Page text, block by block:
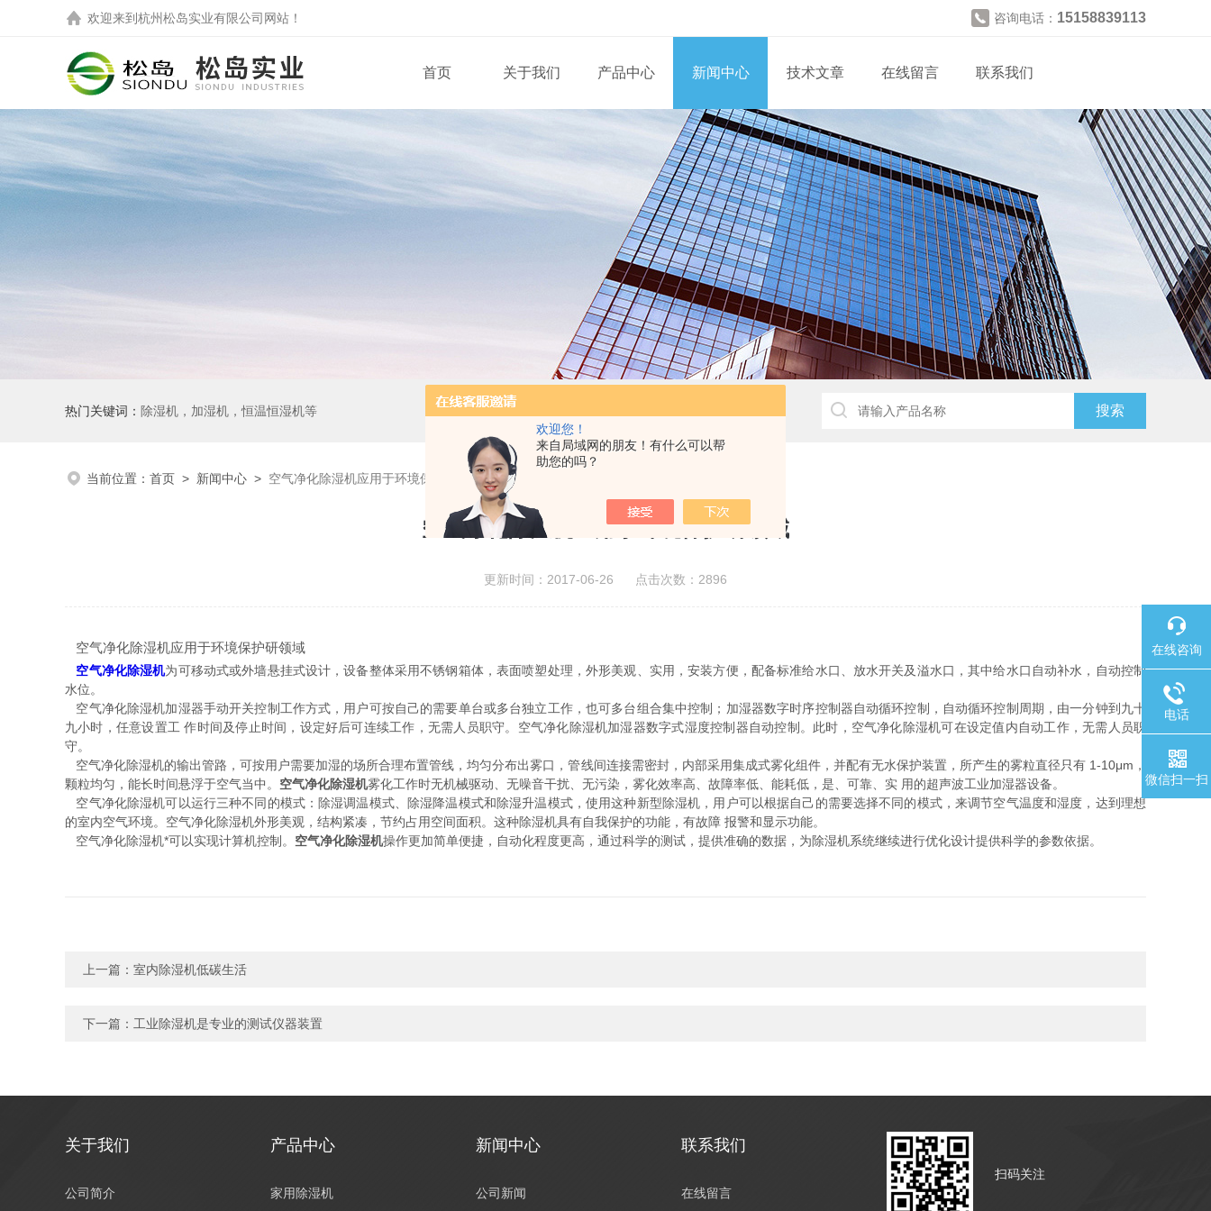
欢迎您！
来自局域网的朋友！有什么可以帮
助您的吗？
欢迎来到 杭州松岛实业有限公司 网站！ 咨询电话： 15158839113
首页 关于我们 产品中心 新闻中心 技术文章 在线留言 联系我们
热门关键词： 除湿机，加湿机，恒温恒湿机等
当前位置： 首页 > 新闻中心 > 空气净化除湿机应用于环境保护研领域
空气净化除湿机应用于环境保护研领域
更新时间：2017-06-26 点击次数：2896
空气净化除湿机应用于环境保护研领域
空气净化除湿机为可移动式或外墙悬挂式设计，设备整体采用不锈钢箱体，表面喷塑处理，外形美观、实用，安装方便，配备标准给水口、放水开关及溢水口，其中给水口自动补水，自动控制
水位。
空气净化除湿机加湿器手动开关控制工作方式，用户可按自己的需要单台或多台独立工作，也可多台组合集中控制；加湿器数字时序控制器自动循环控制，自动循环控制周期，由一分钟到九十
九小时，任意设置工 作时间及停止时间，设定好后可连续工作，无需人员职守。空气净化除湿机加湿器数字式湿度控制器自动控制。此时，空气净化除湿机可在设定值内自动工作，无需人员职
守。
空气净化除湿机的输出管路，可按用户需要加湿的场所合理布置管线，均匀分布出雾口，管线间连接需密封，内部采用集成式雾化组件，并配有无水保护装置，所产生的雾粒直径只有 1-10μm，
颗粒均匀，能长时间悬浮于空气当中。 空气净化除湿机雾化工作时无机械驱动、无噪音干扰、无污染，雾化效率高、故障率低、能耗低，是、可靠、实 用的超声波工业加湿器设备。
空气净化除湿机可以运行三种不同的模式：除湿调温模式、除湿降温模式和除湿升温模式，使用这种新型除湿机，用户可以根据自己的需要选择不同的模式，来调节空气温度和湿度，达到理想
的室内空气环境。空气净化除湿机外形美观，结构紧凑，节约占用空间面积。这种除湿机具有自我保护的功能，有故障 报警和显示功能。
空气净化除湿机*可以实现计算机控制。 空气净化除湿机操作更加简单便捷，自动化程度更高，通过科学的测试，提供准确的数据，为除湿机系统继续进行优化设计提供科学的参数依据。
上一篇： 室内除湿机低碳生活
下一篇： 工业除湿机是专业的测试仪器装置
关于我们
公司简介
产品中心
家用除湿机
新闻中心
公司新闻
联系我们
在线留言
扫码关注
在线咨询
电话
微信扫一扫